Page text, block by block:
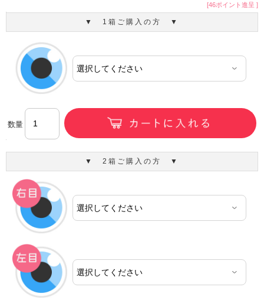
[46ポイント進呈 ]
▼ 1箱ご購入の方 ▼
数量
▼ 2箱ご購入の方 ▼